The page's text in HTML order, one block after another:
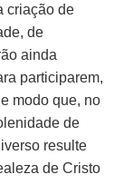
criação de
de
ainda
participarem,
modo que, no
de
resulte
de Cristo